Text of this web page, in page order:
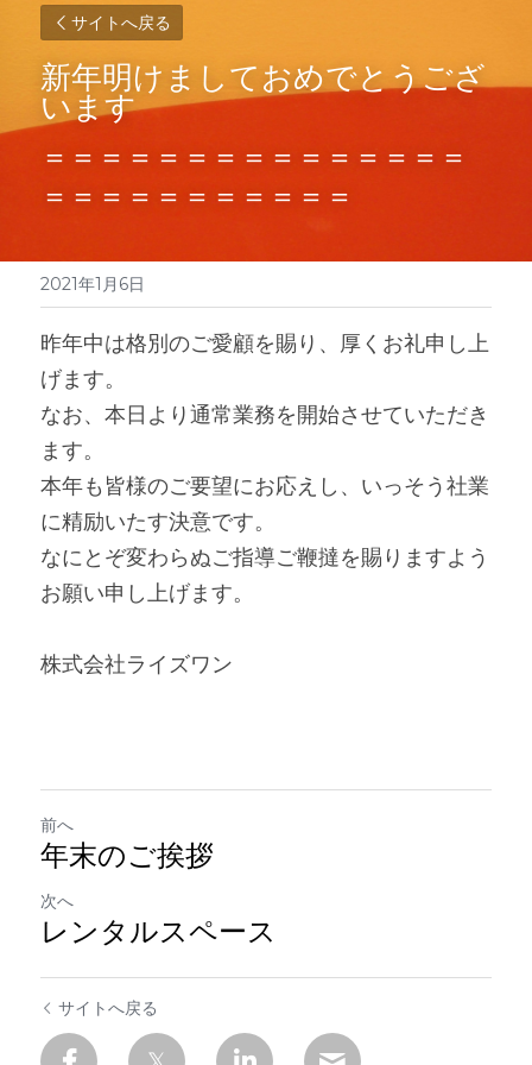
サイトへ戻る
新年明けましておめでとうござ
います
＝＝＝＝＝＝＝＝＝＝＝＝＝＝＝
＝＝＝＝＝＝＝＝＝＝＝
2021年1月6日
昨年中は格別のご愛顧を賜り、厚くお礼申し上
げます。
なお、本日より通常業務を開始させていただき
ます。
本年も皆様のご要望にお応えし、いっそう社業
に精励いたす決意です。
なにとぞ変わらぬご指導ご鞭撻を賜りますよう
お願い申し上げます。
株式会社ライズワン
前へ
年末のご挨拶
次へ
レンタルスペース
サイトへ戻る